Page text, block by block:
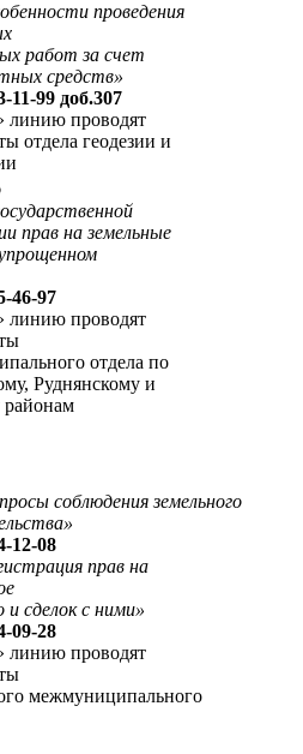
проведения
работ за счет
средств»
11-99 доб.307
линию проводят
отдела геодезии и
прав на земельные
46-97
линию проводят
отдела по
Руднянскому и
районам
соблюдения земельного
12-08
прав на
сделок с ними»
09-28
линию проводят
межмуниципального